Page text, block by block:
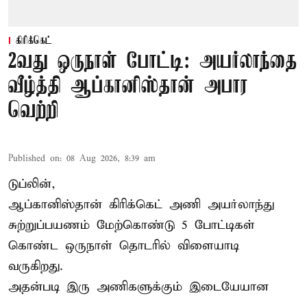
கிரிக்கெட்
2வது ஒருநாள் போட்டி: அயர்லாந்தை
வீழ்த்தி ஆப்கானிஸ்தான் அபார
வெற்றி
Published on: 08 Aug 2026, 8:39 am
டுப்லின்,
ஆப்கானிஸ்தான் கிரிக்கெட் அணி அயர்லாந்து
சுற்றுப்பயணம் மேற்கொண்டு 5 போட்டிகள்
கொண்ட ஒருநாள் தொடரில் விளையாடி
வருகிறது.
அதன்படி இரு அணிகளுக்கும் இடையேயான